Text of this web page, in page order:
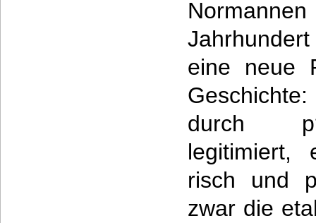
eine neue
durch
legitimiert,
risch und
zwar die